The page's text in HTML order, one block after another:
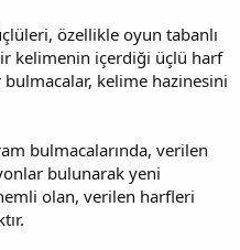
özellikle oyun tabanlı
kelimenin içerdiği üçlü harf
kelime hazinesini
bulmacalarında, verilen
bulunarak yeni
olan, verilen harfleri